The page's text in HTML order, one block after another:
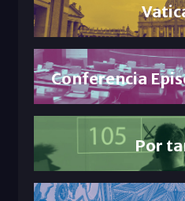
Conferencia
Por